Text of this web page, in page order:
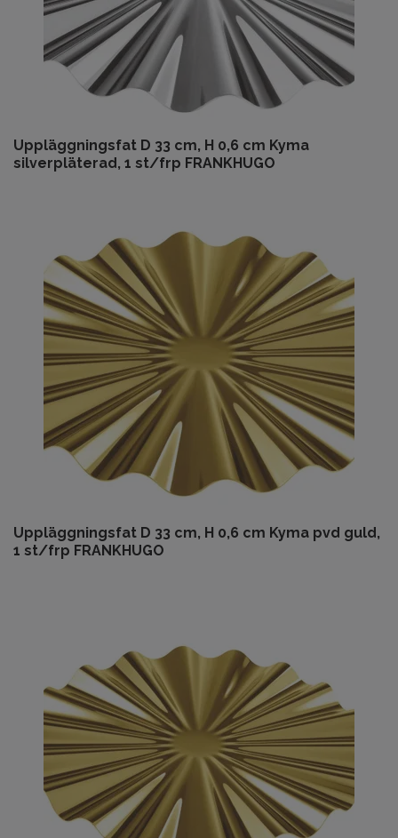
Uppläggningsfat D 33 cm, H 0,6 cm Kyma
silverpläterad, 1 st/frp FRANKHUGO
Uppläggningsfat D 33 cm, H 0,6 cm Kyma pvd guld,
1 st/frp FRANKHUGO